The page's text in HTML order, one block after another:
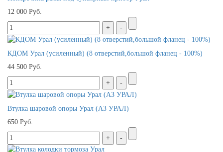
12 000 Руб.
КДОМ Урал (усиленный) (8 отверстий,большой фланец - 100%)
44 500 Руб.
Втулка шаровой опоры Урал (АЗ УРАЛ)
650 Руб.